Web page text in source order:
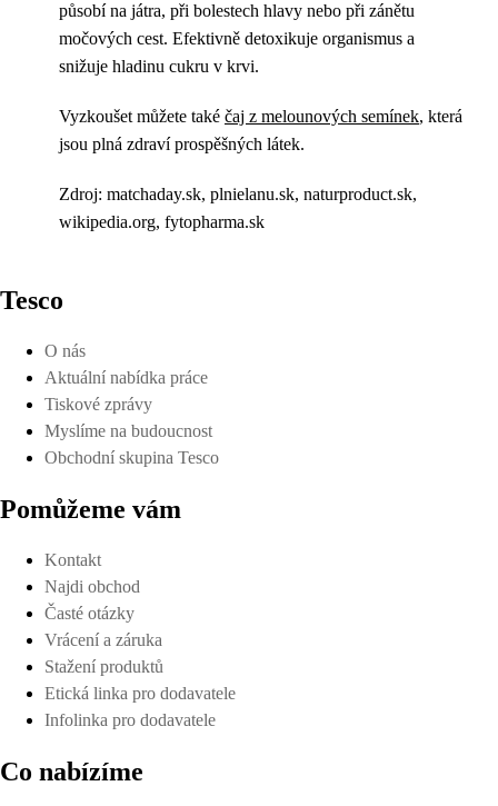
působí na játra, při bolestech hlavy nebo při zánětu
močových cest. Efektivně detoxikuje organismus a
snižuje hladinu cukru v krvi.
Vyzkoušet můžete také čaj z melounových semínek, která
jsou plná zdraví prospěšných látek.
Zdroj: matchaday.sk, plnielanu.sk, naturproduct.sk,
wikipedia.org, fytopharma.sk
Tesco
O nás
Aktuální nabídka práce
Tiskové zprávy
Myslíme na budoucnost
Obchodní skupina Tesco
Pomůžeme vám
Kontakt
Najdi obchod
Časté otázky
Vrácení a záruka
Stažení produktů
Etická linka pro dodavatele
Infolinka pro dodavatele
Co nabízíme